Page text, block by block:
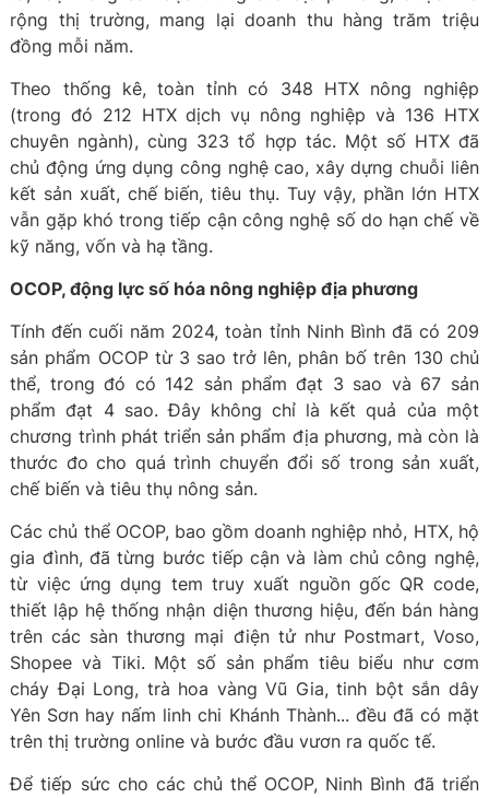
rộng thị trường, mang lại doanh thu hàng trăm triệu
đồng mỗi năm.
Theo thống kê, toàn tỉnh có 348 HTX nông nghiệp
(trong đó 212 HTX dịch vụ nông nghiệp và 136 HTX
chuyên ngành), cùng 323 tổ hợp tác. Một số HTX đã
chủ động ứng dụng công nghệ cao, xây dựng chuỗi liên
kết sản xuất, chế biến, tiêu thụ. Tuy vậy, phần lớn HTX
vẫn gặp khó trong tiếp cận công nghệ số do hạn chế về
kỹ năng, vốn và hạ tầng.
OCOP, động lực số hóa nông nghiệp địa phương
Tính đến cuối năm 2024, toàn tỉnh Ninh Bình đã có 209
sản phẩm OCOP từ 3 sao trở lên, phân bố trên 130 chủ
thể, trong đó có 142 sản phẩm đạt 3 sao và 67 sản
phẩm đạt 4 sao. Đây không chỉ là kết quả của một
chương trình phát triển sản phẩm địa phương, mà còn là
thước đo cho quá trình chuyển đổi số trong sản xuất,
chế biến và tiêu thụ nông sản.
Các chủ thể OCOP, bao gồm doanh nghiệp nhỏ, HTX, hộ
gia đình, đã từng bước tiếp cận và làm chủ công nghệ,
từ việc ứng dụng tem truy xuất nguồn gốc QR code,
thiết lập hệ thống nhận diện thương hiệu, đến bán hàng
trên các sàn thương mại điện tử như Postmart, Voso,
Shopee và Tiki. Một số sản phẩm tiêu biểu như cơm
cháy Đại Long, trà hoa vàng Vũ Gia, tinh bột sắn dây
Yên Sơn hay nấm linh chi Khánh Thành... đều đã có mặt
trên thị trường online và bước đầu vươn ra quốc tế.
Để tiếp sức cho các chủ thể OCOP, Ninh Bình đã triển